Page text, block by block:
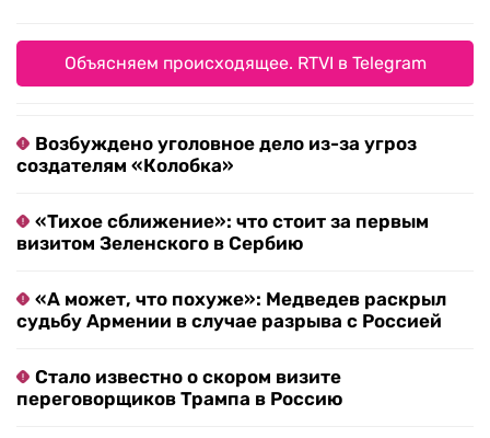
Объясняем происходящее. RTVI в Telegram
Возбуждено уголовное дело из-за угроз
создателям «Колобка»
«Тихое сближение»: что стоит за первым
визитом Зеленского в Сербию
«А может, что похуже»: Медведев раскрыл
судьбу Армении в случае разрыва с Россией
Стало известно о скором визите
переговорщиков Трампа в Россию